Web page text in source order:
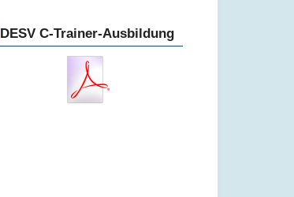
DESV C-Trainer-Ausbildung